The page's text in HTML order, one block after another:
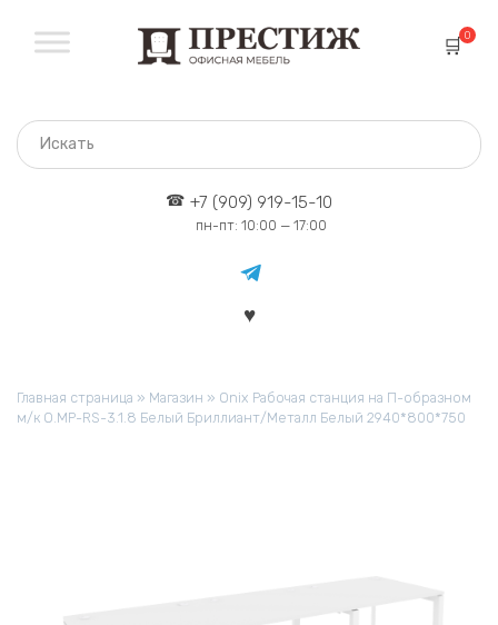
содержанию
0
+7 (909) 919-15-10
пн-пт: 10:00 — 17:00
Главная страница » Магазин » Onix Рабочая станция на П-образном
м/к O.MP-RS-3.1.8 Белый Бриллиант/Металл Белый 2940*800*750